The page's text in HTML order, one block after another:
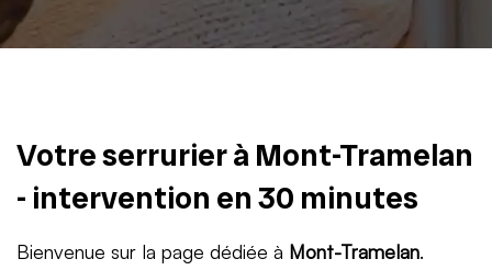
Votre serrurier à Mont-Tramelan
- intervention en 30 minutes
Bienvenue sur la page dédiée à Mont-Tramelan.